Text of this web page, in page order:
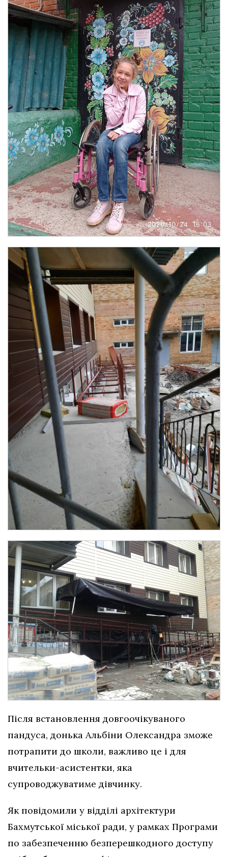
Після встановлення довгоочікуваного
пандуса, донька Альбіни Олександра зможе
потрапити до школи, важливо це і для
вчительки-асистентки, яка
супроводжуватиме дівчинку.
Як повідомили у відділі архітектури
Бахмутської міської ради, у рамках Програми
по забезпеченню безперешкодного доступу